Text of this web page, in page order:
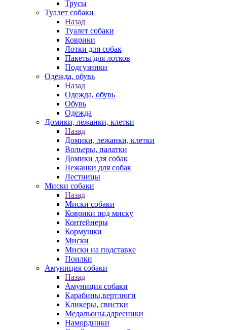
Трусы
Туалет собаки
Назад
Туалет собаки
Коврики
Лотки для собак
Пакеты для лотков
Подгузники
Одежда, обувь
Назад
Одежда, обувь
Обувь
Одежда
Домики, лежанки, клетки
Назад
Домики, лежанки, клетки
Вольеры, палатки
Домики для собак
Лежанки для собак
Лестницы
Миски собаки
Назад
Миски собаки
Коврики под миску
Контейнеры
Кормушки
Миски
Миски на подставке
Поилки
Амуниция собаки
Назад
Амуниция собаки
Карабины,вертлюги
Кликеры, свистки
Медальоны,адресники
Намордники